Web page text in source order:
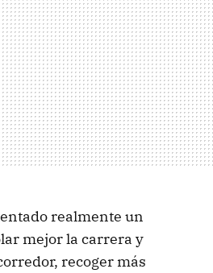
realmente un
mejor la carrera y
recoger más